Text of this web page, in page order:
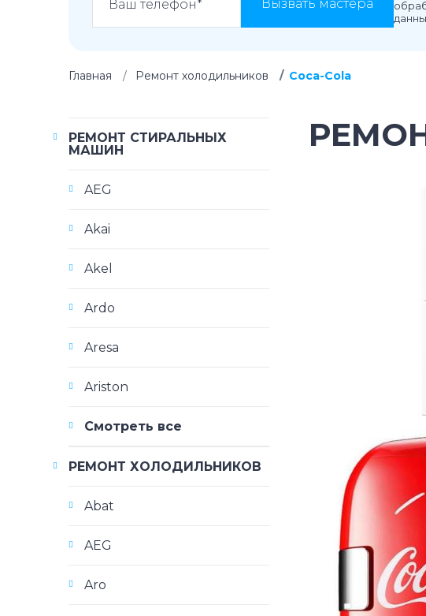
Вызвать мастера
Главная Ремонт холодильников Coca-Cola
РЕМОНТ СТИРАЛЬНЫХ
МАШИН
AEG
Akai
Akel
Ardo
Aresa
Ariston
Смотреть все
РЕМОНТ ХОЛОДИЛЬНИКОВ
Abat
AEG
Aro